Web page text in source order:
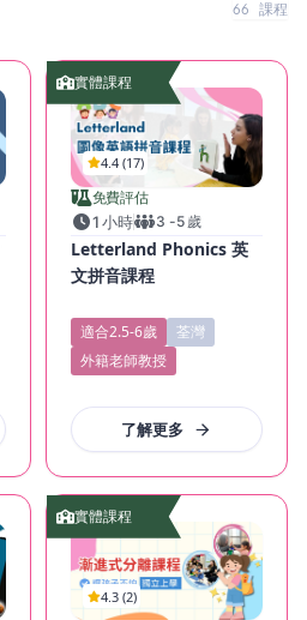
66 課程
4.4 (17)
免費評估
1 小時 3 -5歲
Letterland Phonics 英
文拼音課程
適合2.5-6歲
荃灣
外籍老師教授
了解更多
實體課程
4.3 (2)
實體課程